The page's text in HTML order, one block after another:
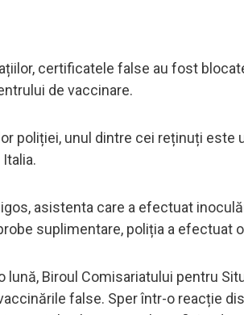
certificatele false au fost
de vaccinare.
poliției, unul dintre cei reținuți este
asistenta care a efectuat
suplimentare, poliția a
lună, Biroul Comisariatului pentru
false. Sper într-o reacție